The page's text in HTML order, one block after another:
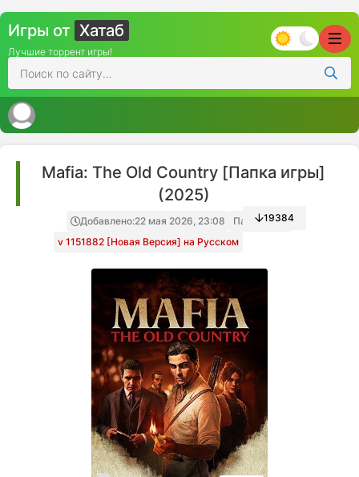
Игры от Хатаб
Лучшие торрент игры!
Mafia: The Old Country [Папка игры]
(2025)
Добавлено:22 мая 2026, 23:08
Папка игры
v 1151882 [Новая Версия] на Русском
19384